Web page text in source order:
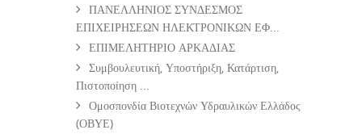
ΠΑΝΕΛΛΗΝΙΟΣ ΣΥΝΔΕΣΜΟΣ
ΕΠΙΧΕΙΡΗΣΕΩΝ ΗΛΕΚΤΡΟΝΙΚΩΝ ΕΦ...
ΕΠΙΜΕΛΗΤΗΡΙΟ ΑΡΚΑΔΙΑΣ
Συμβουλευτική, Υποστήριξη, Κατάρτιση,
Πιστοποίηση ...
Ομοσπονδία Βιοτεχνών Υδραυλικών Ελλάδος
(ΟΒΥΕ)